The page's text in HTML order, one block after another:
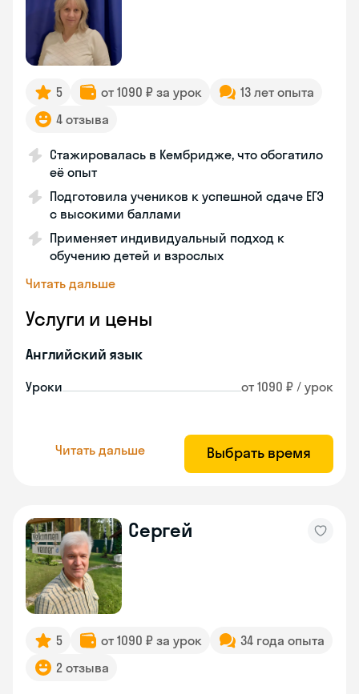
5 от 1090 ₽ за урок
13 лет опыта
4 отзыва
Стажировалась в Кембридже, что обогатило
её опыт
Подготовила учеников к успешной сдаче ЕГЭ
с высокими баллами
Применяет индивидуальный подход к
обучению детей и взрослых
Читать дальше
Услуги и цены
Английский язык
Уроки от 1090 ₽ / урок
Читать дальше Выбрать время
Сергей
5 от 1090 ₽ за урок
34 года опыта
2 отзыва